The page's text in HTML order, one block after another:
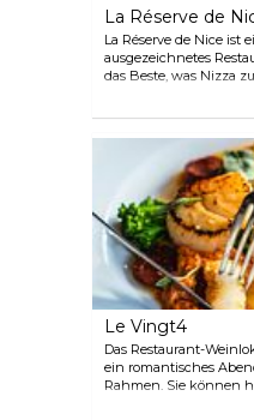
La Réserve de
La Réserve de Nice
ausgezeichnetes
das Beste, was Nizza
produziertem,
Gerichten einen
Le Vingt4
Das Restaurant-
ein romantisches
Rahmen. Sie können
Küche wie